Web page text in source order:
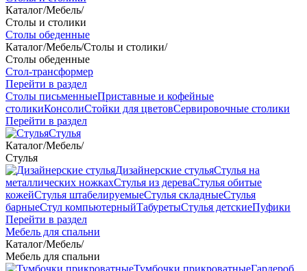
Каталог/Мебель/
Столы и столики
Столы обеденные
Каталог/Мебель/Столы и столики/
Столы обеденные
Стол-трансформер
Перейти в раздел
Столы письменныеПриставные и кофейные
столикиКонсолиСтойки для цветовСервировочные столики
Перейти в раздел
Стулья
Каталог/Мебель/
Стулья
Дизайнерские стульяСтулья на
металлических ножкахСтулья из дереваСтулья обитые
кожейСтулья штабелируемыеСтулья складныеСтулья
барныеСтул компьютерныйТабуретыСтулья детскиеПуфики
Перейти в раздел
Мебель для спальни
Каталог/Мебель/
Мебель для спальни
Тумбочки прикроватныеГардероб